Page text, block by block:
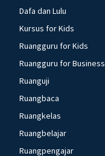
Dafa dan Lulu
Kursus for Kids
Ruangguru for Kids
Ruangguru for Business
Ruanguji
Ruangbaca
Ruangkelas
Ruangbelajar
Ruangpengajar